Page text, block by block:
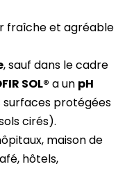
fraîche et agréable
, sauf dans le cadre
SOL® a un pH
surfaces protégées
cirés).
maison de
hôtels,